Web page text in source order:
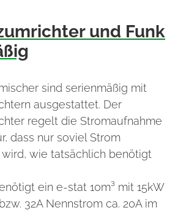
und Funk
sind serienmäßig mit
ausgestattet. Der
regelt die Stromaufnahme
dass nur soviel Strom
wie tatsächlich benötigt
ein e-stat 10m³ mit 15kW
32A Nennstrom ca. 20A im